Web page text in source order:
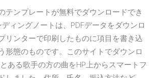
ンプレートが無料でダウンロードでき
ディングノートは、PDFデータをダウンロ
リンターで印刷したものに項目を書き込
形態のものです。このサイトでダウンロ
ある歌手の方の曲をHP上からスマートフ